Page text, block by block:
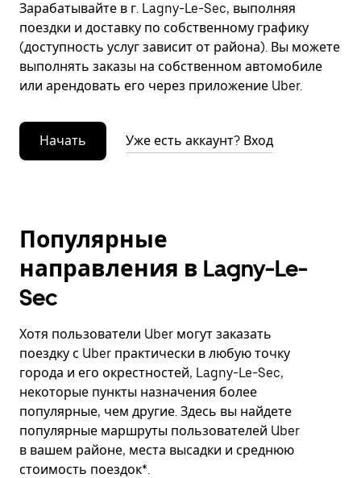
Зарабатывайте в г. Lagny-Le-Sec, выполняя
поездки и доставку по собственному графику
(доступность услуг зависит от района). Вы можете
выполнять заказы на собственном автомобиле
или арендовать его через приложение Uber.
Начать Уже есть аккаунт? Вход
Популярные
направления в Lagny-Le-
Sec
Хотя пользователи Uber могут заказать
поездку с Uber практически в любую точку
города и его окрестностей, Lagny-Le-Sec,
некоторые пункты назначения более
популярные, чем другие. Здесь вы найдете
популярные маршруты пользователей Uber
в вашем районе, места высадки и среднюю
стоимость поездок*.